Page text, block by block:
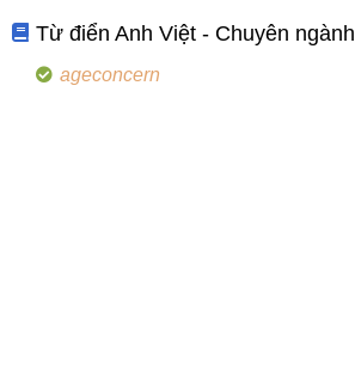
Từ điển Anh Việt - Chuyên ngành
ageconcern